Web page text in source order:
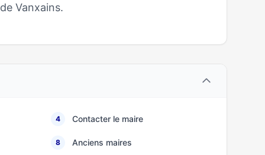
Vanxains.
4 Contacter le maire
8 Anciens maires